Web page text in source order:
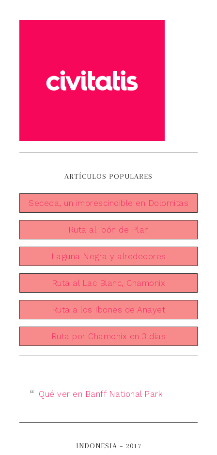
ARTÍCULOS POPULARES
Seceda, un imprescindible en Dolomitas
Ruta al Ibón de Plan
Laguna Negra y alrededores
Ruta al Lac Blanc, Chamonix
Ruta a los Ibones de Anayet
Ruta por Chamonix en 3 días
Qué ver en Banff National Park
INDONESIA – 2017